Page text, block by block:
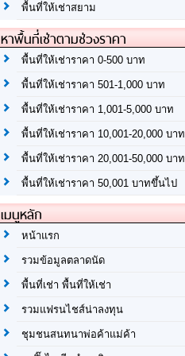
พื้นที่ให้เช่าสยาม
หาพื้นที่เช่าตามช่วงราคา
พื้นที่ให้เช่าราคา 0-500 บาท
พื้นที่ให้เช่าราคา 501-1,000 บาท
พื้นที่ให้เช่าราคา 1,001-5,000 บาท
พื้นที่ให้เช่าราคา 10,001-20,000 บาท
พื้นที่ให้เช่าราคา 20,001-50,000 บาท
พื้นที่ให้เช่าราคา 50,001 บาทขึ้นไป
เมนูหลัก
หน้าแรก
รวมข้อมูลตลาดนัด
พื้นที่เช่า พื้นที่ให้เช่า
รวมแฟรนไชส์น่าลงทุน
ชุมชนสนทนาพ่อค้าแม่ค้า